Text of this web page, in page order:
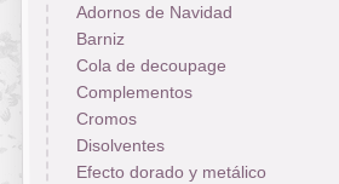
Adornos de Navidad
Barniz
Cola de decoupage
Complementos
Cromos
Disolventes
Efecto dorado y metálico